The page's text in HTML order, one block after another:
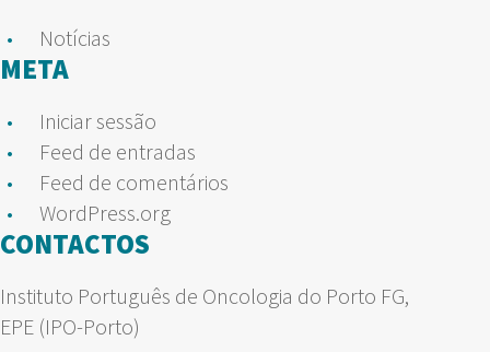
Notícias
META
Iniciar sessão
Feed de entradas
Feed de comentários
WordPress.org
CONTACTOS
Instituto Português de Oncologia do Porto FG,
EPE (IPO-Porto)